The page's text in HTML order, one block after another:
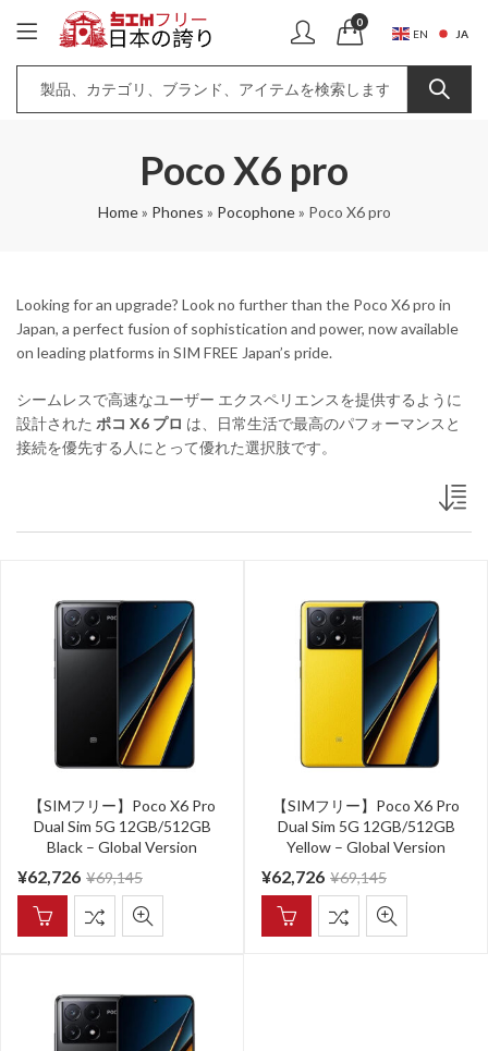
0
EN
JA
Poco X6 pro
Home» Phones » Pocophone» Poco X6 pro
Looking for an upgrade? Look no further than the Poco X6 pro in
Japan, a perfect fusion of sophistication and power, now available
on leading platforms in SIM FREE Japan’s pride.
シームレスで高速なユーザー エクスペリエンスを提供するように
設計された ポコ X6 プロ は、日常生活で最高のパフォーマンスと
接続を優先する人にとって優れた選択肢です。
【SIMフリー】Poco X6 Pro
Dual Sim 5G 12GB/512GB
Black – Global Version
¥62,726 ¥69,145
【SIMフリー】Poco X6 Pro
Dual Sim 5G 12GB/512GB
Yellow – Global Version
¥62,726 ¥69,145